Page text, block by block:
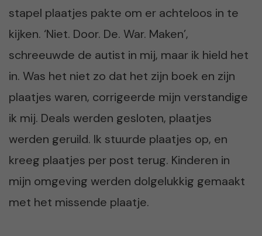
stapel plaatjes pakte om er achteloos in te
kijken. ‘Niet. Door. De. War. Maken’,
schreeuwde de autist in mij, maar ik hield het
in. Was het niet zo dat het zijn boek en zijn
plaatjes waren, corrigeerde mijn verstandige
ik mij. Deals werden gesloten, plaatjes
werden geruild. Ik stuurde plaatjes op, en
kreeg plaatjes per post terug. Kinderen in
mijn omgeving werden dolgelukkig gemaakt
met het missende plaatje.